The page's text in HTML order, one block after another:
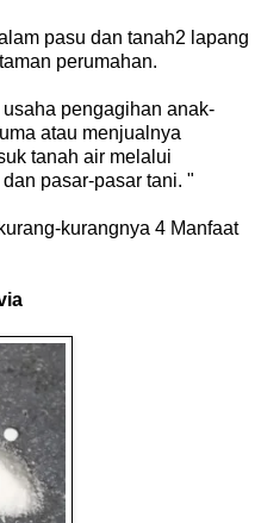
pasu dan tanah2 lapang
perumahan.
pengagihan anak-
atau menjualnya
tanah air melalui
pasar-pasar tani. "
kurangnya 4 Manfaat